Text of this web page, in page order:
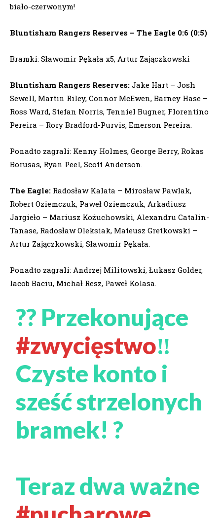
biało-czerwonym!
Bluntisham Rangers Reserves – The Eagle 0:6 (0:5)
Bramki: Sławomir Pękała x5, Artur Zajączkowski
Bluntisham Rangers Reserves: Jake Hart – Josh
Sewell, Martin Riley, Connor McEwen, Barney Hase –
Ross Ward, Stefan Norris, Tenniel Bugner, Florentino
Pereira – Rory Bradford-Purvis, Emerson Pereira.
Ponadto zagrali: Kenny Holmes, George Berry, Rokas
Borusas, Ryan Peel, Scott Anderson.
The Eagle: Radosław Kalata – Mirosław Pawlak,
Robert Oziemczuk, Paweł Oziemczuk, Arkadiusz
Jargieło – Mariusz Kożuchowski, Alexandru Catalin-
Tanase, Radosław Oleksiak, Mateusz Gretkowski –
Artur Zajączkowski, Sławomir Pękała.
Ponadto zagrali: Andrzej Militowski, Łukasz Golder,
Iacob Baciu, Michał Resz, Paweł Kolasa.
?? Przekonujące
#zwycięstwo‼
Czyste konto i
sześć strzelonych
bramek! ?
Teraz dwa ważne